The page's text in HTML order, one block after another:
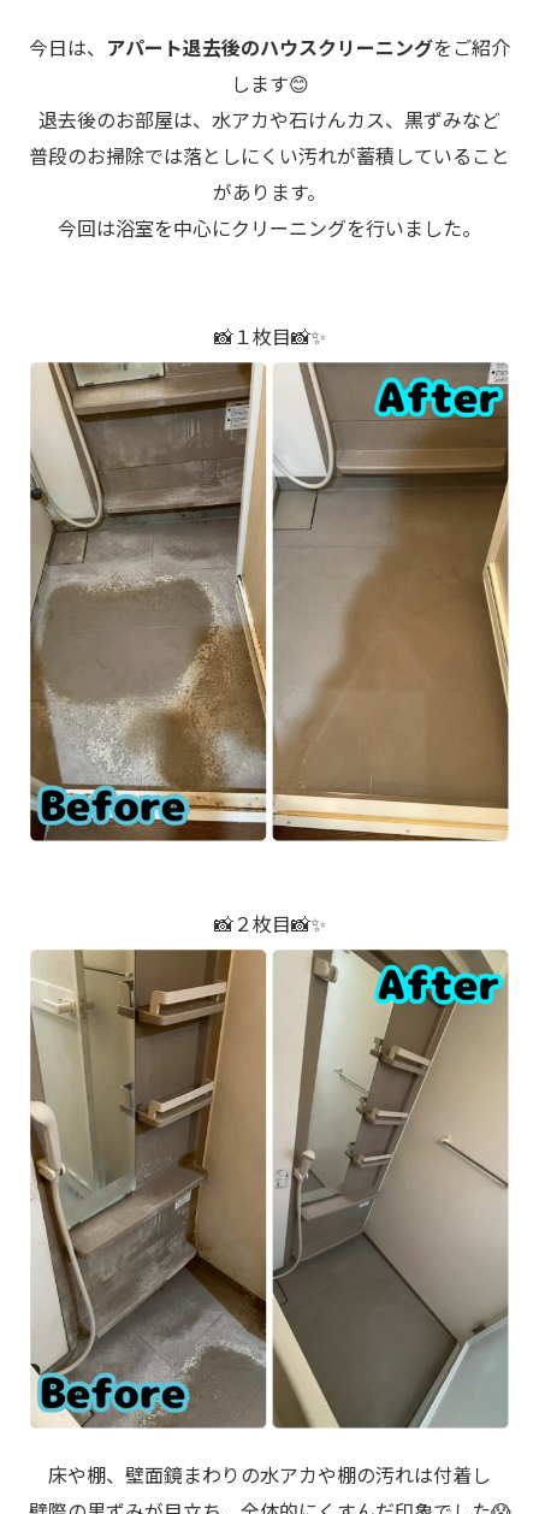
今日は、 アパート退去後のハウスクリーニングをご紹介
します😊
退去後のお部屋は、水アカや石けんカス、黒ずみなど
普段のお掃除では落としにくい汚れが蓄積していること
があります。
今回は浴室を中心にクリーニングを行いました。
📸１枚目📸✨
📸２枚目📸✨
床や棚、壁面鏡まわりの水アカや棚の汚れは付着し